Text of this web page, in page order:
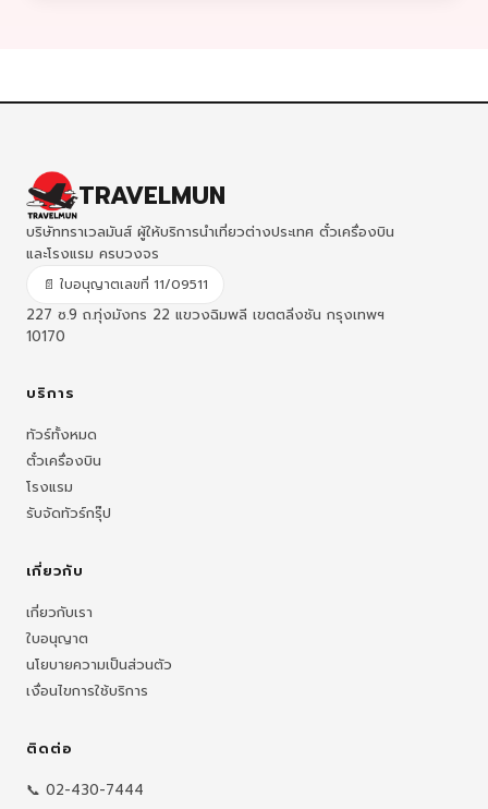
TRAVELMUN
บริษัททราเวลมันส์ ผู้ให้บริการนำเที่ยวต่างประเทศ ตั๋วเครื่องบิน
และโรงแรม ครบวงจร
📄 ใบอนุญาตเลขที่ 11/09511
227 ซ.9 ถ.ทุ่งมังกร 22 แขวงฉิมพลี เขตตลิ่งชัน กรุงเทพฯ
10170
บริการ
ทัวร์ทั้งหมด
ตั๋วเครื่องบิน
โรงแรม
รับจัดทัวร์กรุ๊ป
เกี่ยวกับ
เกี่ยวกับเรา
ใบอนุญาต
นโยบายความเป็นส่วนตัว
เงื่อนไขการใช้บริการ
ติดต่อ
📞 02-430-7444